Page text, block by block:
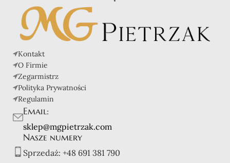
Kontakt
O Firmie
Zegarmistrz
Polityka Prywatności
Regulamin
Email:
sklep@mgpietrzak.com
Nasze numery
Sprzedaż: +48 691 381 790